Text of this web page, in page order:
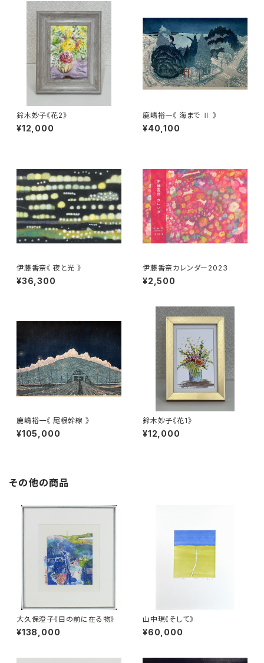
鈴木妙子《花2》
¥12,000
鹿嶋裕一《 海まで Ⅱ 》
¥40,100
伊藤香奈《 夜と光 》
¥36,300
伊藤香奈カレンダー2023
¥2,500
鹿嶋裕一《 尾根幹線 》
¥105,000
鈴木妙子《花1》
¥12,000
その他の商品
大久保澄子《目の前に在る物》
¥138,000
山中現《そして》
¥60,000